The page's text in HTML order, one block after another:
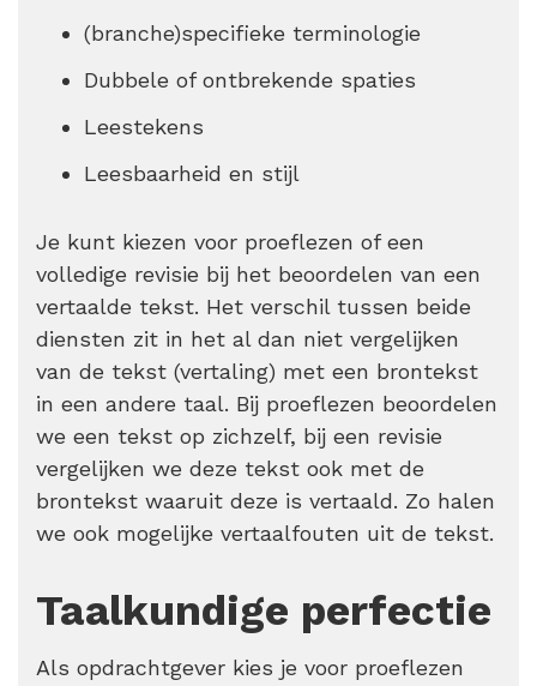
(branche)specifieke terminologie
Dubbele of ontbrekende spaties
Leestekens
Leesbaarheid en stijl
Je kunt kiezen voor proeflezen of een
volledige revisie bij het beoordelen van een
vertaalde tekst. Het verschil tussen beide
diensten zit in het al dan niet vergelijken
van de tekst (vertaling) met een brontekst
in een andere taal. Bij proeflezen beoordelen
we een tekst op zichzelf, bij een revisie
vergelijken we deze tekst ook met de
brontekst waaruit deze is vertaald. Zo halen
we ook mogelijke vertaalfouten uit de tekst.
Taalkundige perfectie
Als opdrachtgever kies je voor proeflezen